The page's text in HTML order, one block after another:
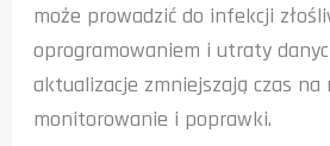
może prowadzić do infekcji
oprogramowaniem i utraty
aktualizacje zmniejszają czas na
monitorowanie i poprawki.